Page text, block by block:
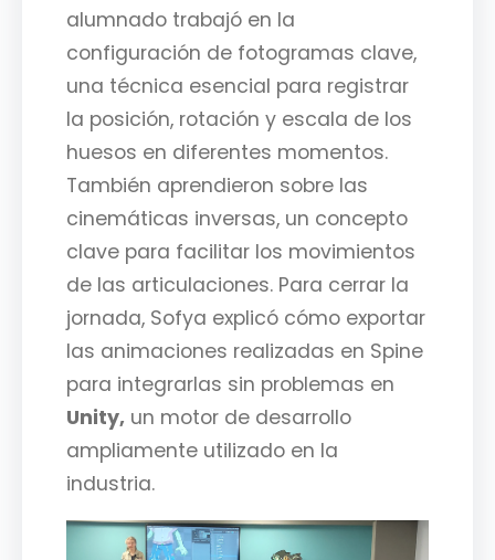
alumnado trabajó en la
configuración de fotogramas clave,
una técnica esencial para registrar
la posición, rotación y escala de los
huesos en diferentes momentos.
También aprendieron sobre las
cinemáticas inversas, un concepto
clave para facilitar los movimientos
de las articulaciones. Para cerrar la
jornada, Sofya explicó cómo exportar
las animaciones realizadas en Spine
para integrarlas sin problemas en
Unity, un motor de desarrollo
ampliamente utilizado en la
industria.